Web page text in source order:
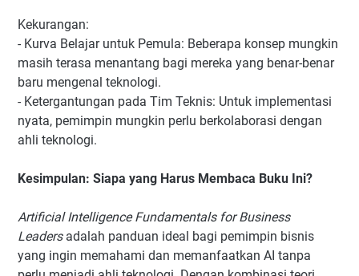
Kekurangan:
- Kurva Belajar untuk Pemula: Beberapa konsep mungkin
masih terasa menantang bagi mereka yang benar-benar
baru mengenal teknologi.
- Ketergantungan pada Tim Teknis: Untuk implementasi
nyata, pemimpin mungkin perlu berkolaborasi dengan
ahli teknologi.
Kesimpulan: Siapa yang Harus Membaca Buku Ini?
Artificial Intelligence Fundamentals for Business
Leadersadalah panduan ideal bagi pemimpin bisnis
yang ingin memahami dan memanfaatkan AI tanpa